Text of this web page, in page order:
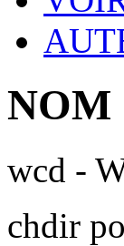
NOM
wcd -
chdir